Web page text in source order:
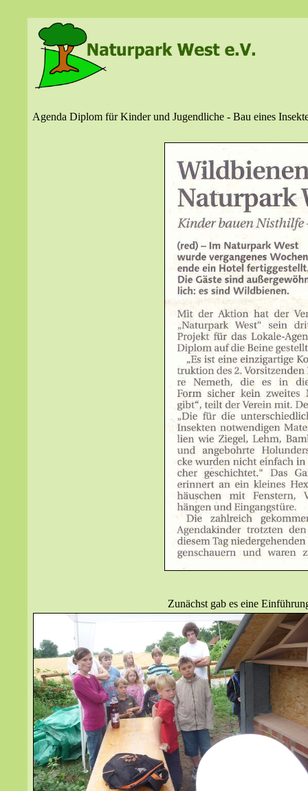
Agenda Diplom für Kinder und Jugendliche - Bau eines
Zunächst gab es eine